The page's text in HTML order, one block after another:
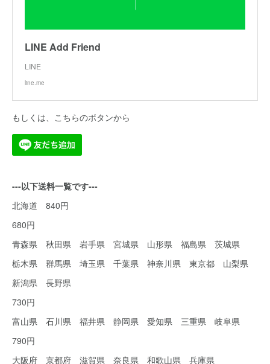
LINE Add Friend
LINE
line.me
もしくは、こちらのボタンから
---以下送料一覧です---
北海道 840円
680円
青森県 秋田県 岩手県 宮城県 山形県 福島県 茨城県
栃木県 群馬県 埼玉県 千葉県 神奈川県 東京都 山梨県
新潟県 長野県
730円
富山県 石川県 福井県 静岡県 愛知県 三重県 岐阜県
790円
大阪府 京都府 滋賀県 奈良県 和歌山県 兵庫県